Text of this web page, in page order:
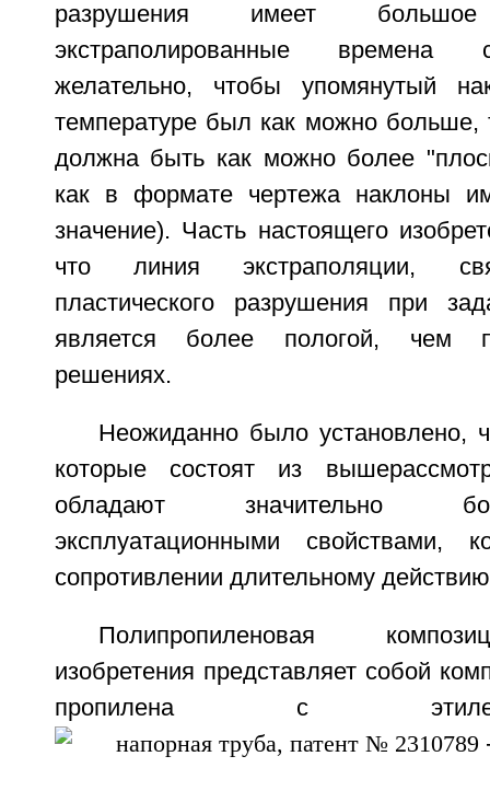
разрушения имеет
экстраполированные времена
желательно, чтобы упомянутый
температуре был как можно больше,
должна быть как можно более
как в формате чертежа наклоны
значение). Часть настоящего
что линия экстраполяции,
пластического разрушения при
является более пологой, чем
решениях.
Неожиданно было установлено,
которые состоят из
обладают значительно
эксплуатационными свойствами,
сопротивлении длительному
Полипропиленовая
изобретения представляет собой
пропилена с